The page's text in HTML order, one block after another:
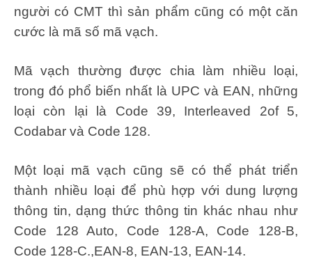
người có CMT thì sản phẩm cũng có một căn
cước là mã số mã vạch.
Mã vạch thường được chia làm nhiều loại,
trong đó phổ biến nhất là UPC và EAN, những
loại còn lại là Code 39, Interleaved 2of 5,
Codabar và Code 128.
Một loại mã vạch cũng sẽ có thể phát triển
thành nhiều loại để phù hợp với dung lượng
thông tin, dạng thức thông tin khác nhau như
Code 128 Auto, Code 128-A, Code 128-B,
Code 128-C.,EAN-8, EAN-13, EAN-14.